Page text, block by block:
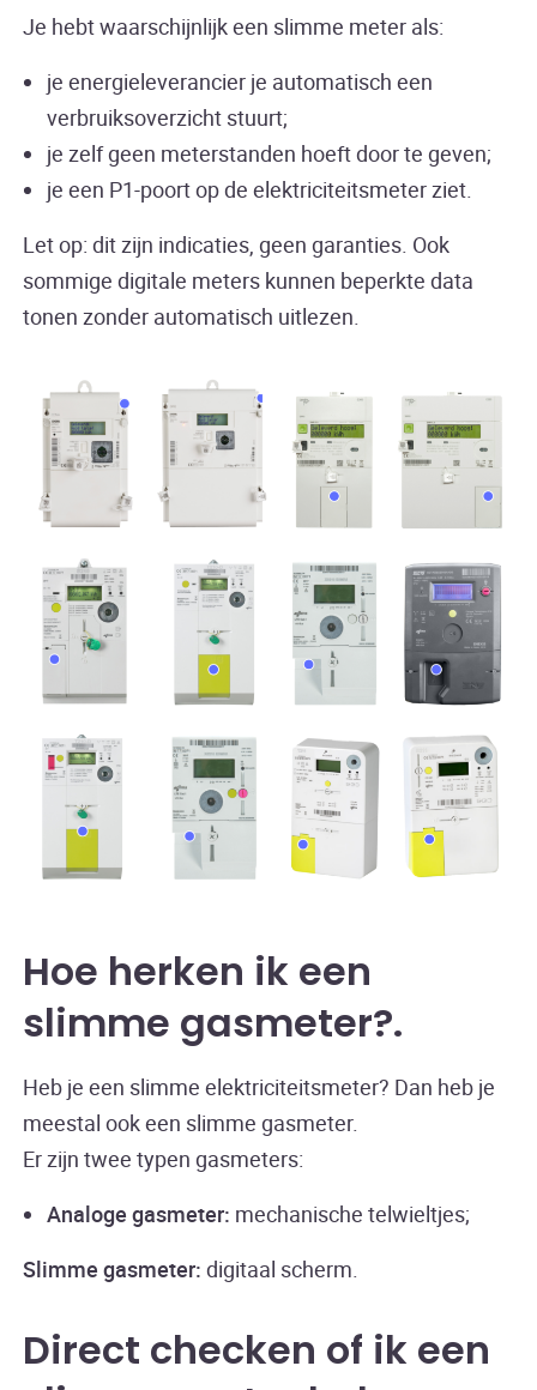
Je hebt waarschijnlijk een slimme meter als:
je energieleverancier je automatisch een
verbruiksoverzicht stuurt;
je zelf geen meterstanden hoeft door te geven;
je een P1-poort op de elektriciteitsmeter ziet.
Let op: dit zijn indicaties, geen garanties. Ook
sommige digitale meters kunnen beperkte data
tonen zonder automatisch uitlezen.
Hoe herken ik een
slimme gasmeter?
Heb je een slimme elektriciteitsmeter? Dan heb je
meestal ook een slimme gasmeter.
Er zijn twee typen gasmeters:
Analoge gasmeter: mechanische telwieltjes;
Slimme gasmeter: digitaal scherm.
Direct checken of ik een